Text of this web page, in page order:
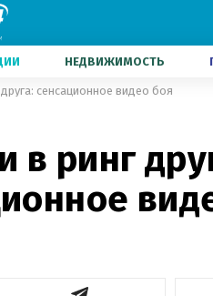
НЕДВИЖИМОСТЬ
сенсационное видео боя
в ринг